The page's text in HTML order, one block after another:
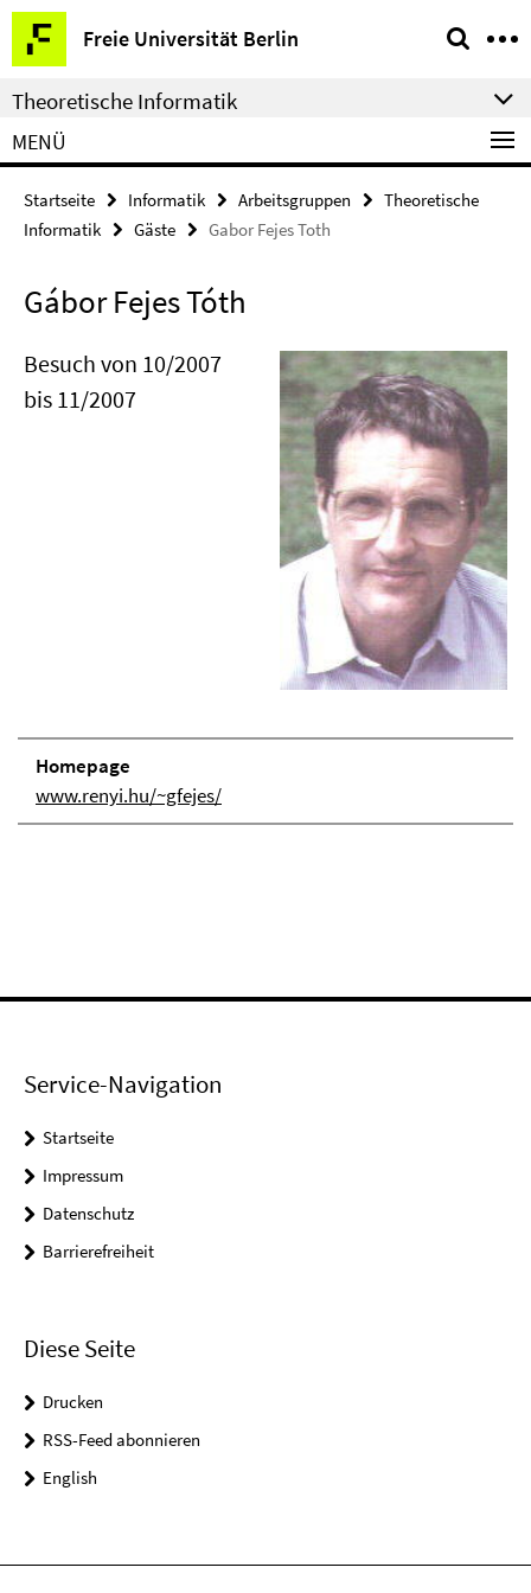
Springe
direkt
zu
Inhalt
Freie Universität Berlin
Service-
Navigation
Theoretische Informatik
MENÜ
Startseite Informatik Arbeitsgruppen
Theoretische
Informatik
Gäste Gabor Fejes Toth
Gábor Fejes Tóth
Besuch von 10/2007
bis 11/2007
Homepage
www.renyi.hu/~gfejes/
Service-Navigation
Startseite
Impressum
Datenschutz
Barrierefreiheit
Diese Seite
Drucken
RSS-Feed abonnieren
English